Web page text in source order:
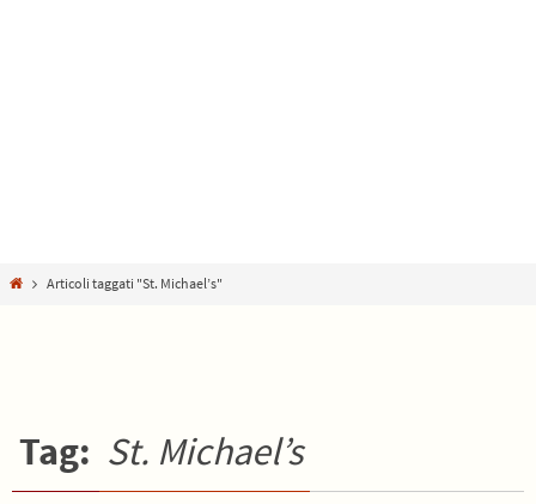
HomeArticoli taggati "St. Michael’s"
Tag: St. Michael’s